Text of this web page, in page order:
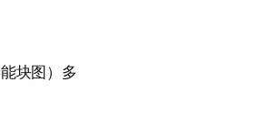
块图）多